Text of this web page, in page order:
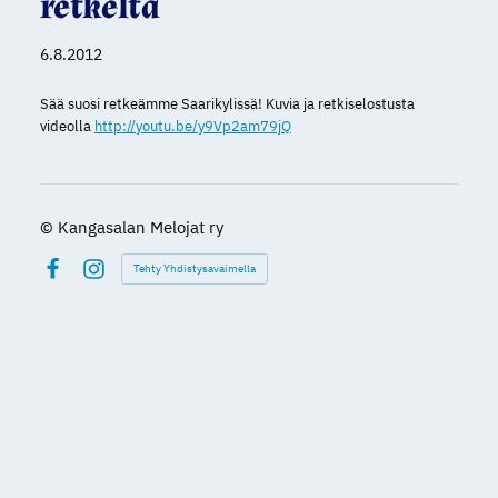
6.8.2012
Sää suosi retkeämme Saarikylissä! Kuvia ja retkiselostusta
videolla http://youtu.be/y9Vp2am79jQ
© Kangasalan Melojat ry
Instagram
Tehty Yhdistysavaimella